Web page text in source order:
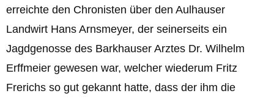
erreichte den Chronisten über den Aulhauser
Landwirt Hans Arnsmeyer, der seinerseits ein
Jagdgenosse des Barkhauser Arztes Dr. Wilhelm
Erffmeier gewesen war, welcher wiederum Fritz
Frerichs so gut gekannt hatte, dass der ihm die